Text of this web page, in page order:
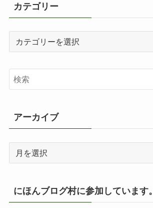
カテゴリー
リ
ー
アーカイブ
イ
ブ
にほんブログ村に参加しています。